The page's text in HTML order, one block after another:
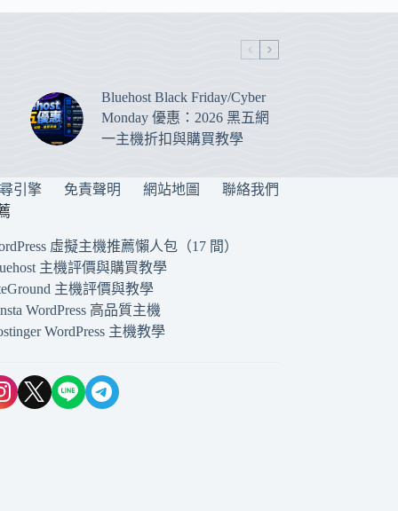
Bluehost Black Friday/Cyber
Monday 優惠：2026 黑五網
一主機折扣與購買教學
引擎 免責聲明 網站地圖 聯絡我們
虛擬主機推薦懶人包（17 間）
主機評價與購買教學
主機評價與教學
WordPress 高品質主機
WordPress 主機教學